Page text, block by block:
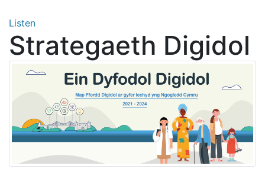
Listen
Strategaeth Digidol